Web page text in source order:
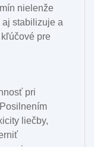
nielenže
aj stabilizuje a
pre
pri
liečby,